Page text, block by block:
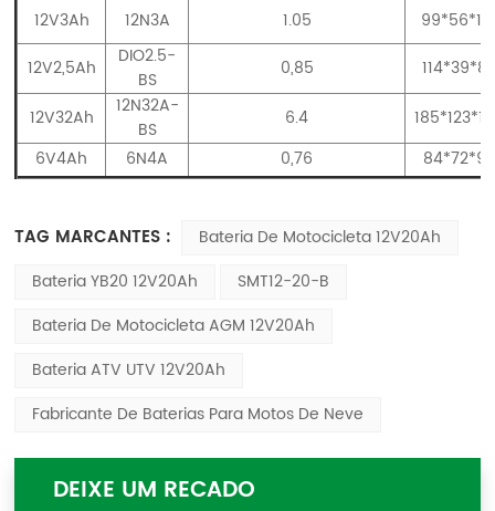
12V3Ah
12N3A 1.05
12V2,5Ah
DIO2.5-
BS
0,85
12V32Ah
12N32A-
BS
6.4
6V4Ah
6N4A 0,76 84*72*93
TAG MARCANTES :
Bateria De Motocicleta 12V20Ah
Bateria YB20 12V20Ah
SMT12-20-B
Bateria De Motocicleta AGM 12V20Ah
Bateria ATV UTV 12V20Ah
Fabricante De Baterias Para Motos De Neve
DEIXE UM RECADO